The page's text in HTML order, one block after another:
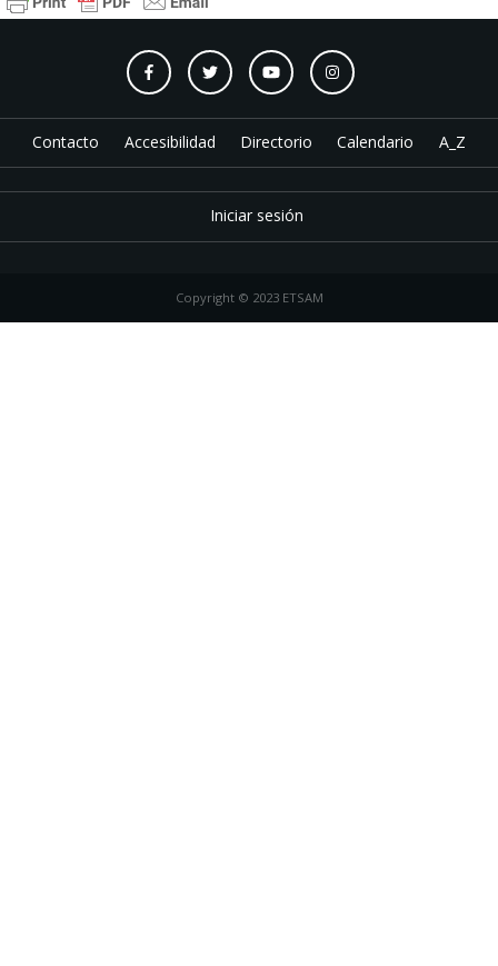
Contacto Accesibilidad Directorio Calendario A_Z
Iniciar sesión
Copyright © 2023 ETSAM